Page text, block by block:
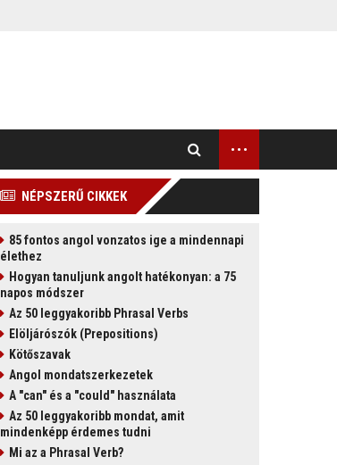
...
NÉPSZERŰ CIKKEK
85 fontos angol vonzatos ige a mindennapi
élethez
Hogyan tanuljunk angolt hatékonyan: a 75
napos módszer
Az 50 leggyakoribb Phrasal Verbs
Elöljárószók (Prepositions)
Kötőszavak
Angol mondatszerkezetek
A "can" és a "could" használata
Az 50 leggyakoribb mondat, amit
mindenképp érdemes tudni
Mi az a Phrasal Verb?